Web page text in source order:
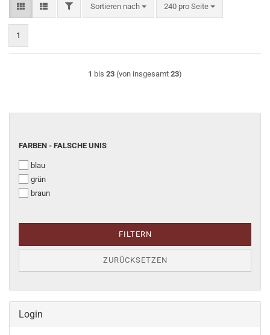
FILTERSortieren nach
Sortieren nach 240 pro Seite
pro Seite
1
1 bis 23 (von insgesamt 23)
FARBEN
FALSCHE
UNIS
FARBEN - FALSCHE UNIS
blau
grün
braun
FILTERN
ZURÜCKSETZEN
Login